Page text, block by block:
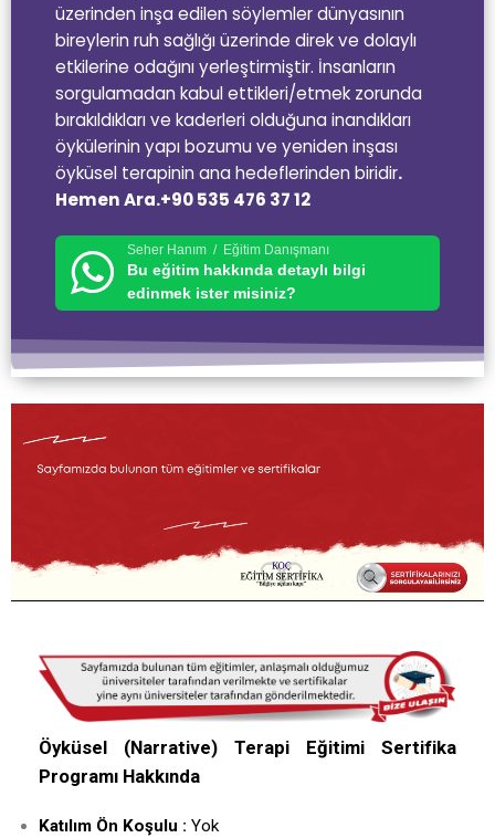
üzerinden inşa edilen söylemler dünyasının
bireylerin ruh sağlığı üzerinde direk ve dolaylı
etkilerine odağını yerleştirmiştir. İnsanların
sorgulamadan kabul ettikleri/etmek zorunda
bırakıldıkları ve kaderleri olduğuna inandıkları
öykülerinin yapı bozumu ve yeniden inşası
öyküsel terapinin ana hedeflerinden biridir.
Hemen Ara.+90 535 476 37 12
Seher Hanım / Eğitim Danışmanı
Bu eğitim hakkında detaylı bilgi
edinmek ister misiniz?
Öyküsel (Narrative) Terapi Eğitimi Sertifika
Programı Hakkında
Katılım Ön Koşulu : Yok